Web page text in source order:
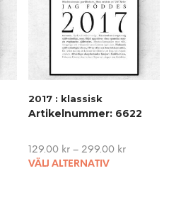
This
2017 : klassisk
Artikelnummer: 6622
129.00 kr– 299.00 kr
VÄLJ ALTERNATIV